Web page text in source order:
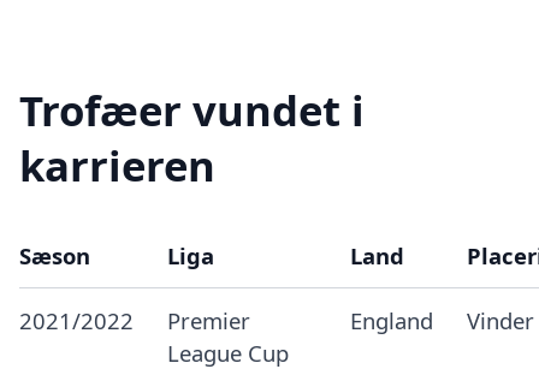
Trofæer vundet i
karrieren
Sæson Liga Land
2021/2022
Premier
League Cup
England Vinder